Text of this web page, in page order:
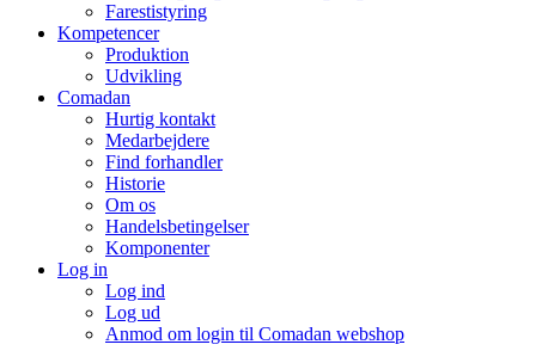
Farestistyring
Kompetencer
Produktion
Udvikling
Comadan
Hurtig kontakt
Medarbejdere
Find forhandler
Historie
Om os
Handelsbetingelser
Komponenter
Log in
Log ind
Log ud
Anmod om login til Comadan webshop